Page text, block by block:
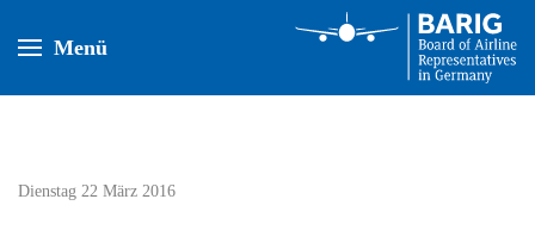
Menü
Dienstag 22 März 2016